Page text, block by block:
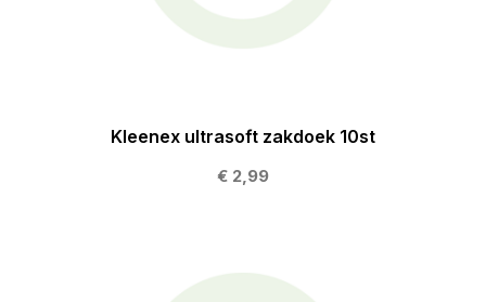
Kleenex ultrasoft zakdoek 10st
€ 2,99